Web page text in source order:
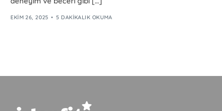
EKIM 26, 2025 5 DAKIKALIK OKUMA